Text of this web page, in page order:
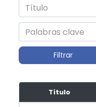
Filtrar
Título